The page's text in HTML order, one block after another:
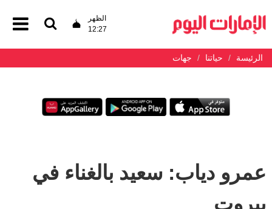
الظهر
12:27
الرئيسة حياتنا جهات
عمرو دياب: سعيد بالغناء في
بيروت